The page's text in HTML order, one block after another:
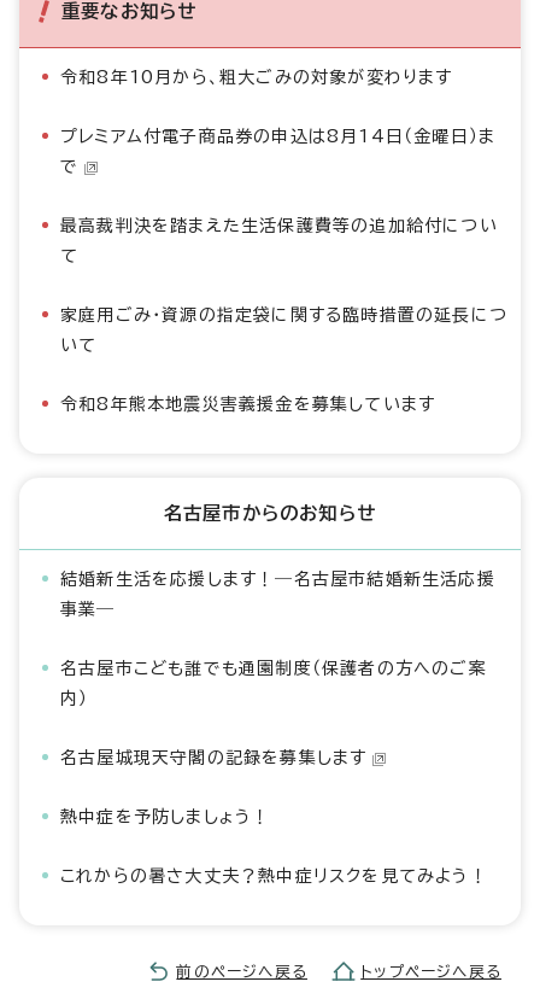
重要なお知らせ
令和8年10月から、粗大ごみの対象が変わります
プレミアム付電子商品券の申込は8月14日（金曜日）ま
で
最高裁判決を踏まえた生活保護費等の追加給付につい
て
家庭用ごみ・資源の指定袋に関する臨時措置の延長につ
いて
令和8年熊本地震災害義援金を募集しています
名古屋市からのお知らせ
結婚新生活を応援します！―名古屋市結婚新生活応援
事業―
名古屋市こども誰でも通園制度（保護者の方へのご案
内）
名古屋城現天守閣の記録を募集します
熱中症を予防しましょう！
これからの暑さ大丈夫？熱中症リスクを見てみよう！
前のページへ戻る トップページへ戻る